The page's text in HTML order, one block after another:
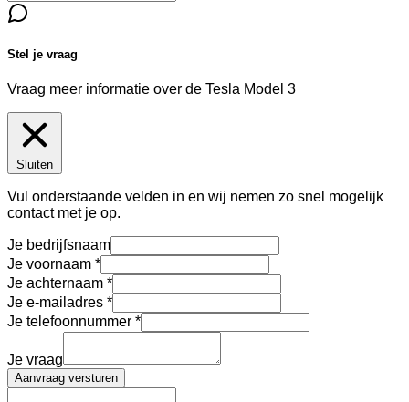
Stel je vraag
Vraag meer informatie over de Tesla Model 3
Sluiten
Vul onderstaande velden in en wij nemen zo snel mogelijk
contact met je op.
Je bedrijfsnaam
Je voornaam
Je achternaam
Je e-mailadres
Je telefoonnummer
Je vraag
Aanvraag versturen